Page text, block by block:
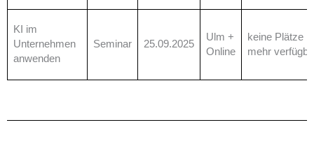
KI im
Unternehmen
anwenden
Seminar 25.09.2025
Ulm +
Online
keine Plätze
mehr